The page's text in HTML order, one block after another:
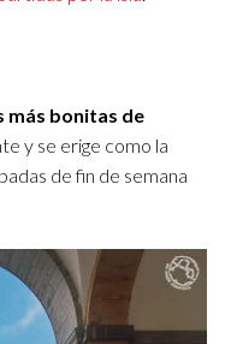
más bonitas de
y se erige como la
de fin de semana